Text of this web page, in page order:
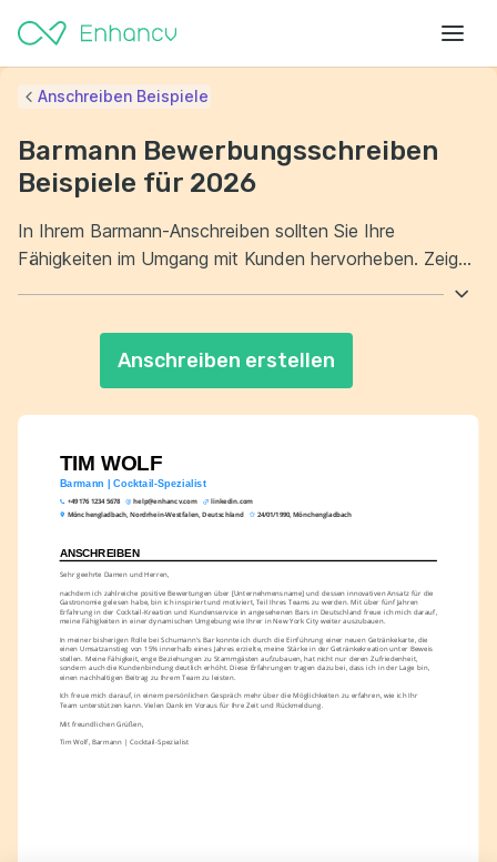
TIM WOLF
Barmann | Cocktail-Spezialist
+49 176 1234 5678 help@enhancv.com
linkedin.com
Mönchengladbach, Nordrhein-Westfalen, Deutschland
24/01/1990, Mönchengladbach
ANSCHREIBEN
Sehr geehrte Damen und Herren,
nachdem ich zahlreiche positive Bewertungen über [Unternehmensname] und dessen innovativen Ansatz für die
Gastronomie gelesen habe, bin ich inspiriert und motiviert, Teil Ihres Teams zu werden. Mit über fünf Jahren
Erfahrung in der Cocktail-Kreation und Kundenservice in angesehenen Bars in Deutschland freue ich mich darauf,
meine Fähigkeiten in einer dynamischen Umgebung wie Ihrer in New York City weiter auszubauen.
In meiner bisherigen Rolle bei Schumann's Bar konnte ich durch die Einführung einer neuen Getränkekarte, die
einen Umsatzanstieg von 15% innerhalb eines Jahres erzielte, meine Stärke in der Getränkekreation unter Beweis
stellen. Meine Fähigkeit, enge Beziehungen zu Stammgästen aufzubauen, hat nicht nur deren Zufriedenheit,
sondern auch die Kundenbindung deutlich erhöht. Diese Erfahrungen tragen dazu bei, dass ich in der Lage bin,
einen nachhaltigen Beitrag zu Ihrem Team zu leisten.
Ich freue mich darauf, in einem persönlichen Gespräch mehr über die Möglichkeiten zu erfahren, wie ich Ihr
Team unterstützen kann. Vielen Dank im Voraus für Ihre Zeit und Rückmeldung.
Mit freundlichen Grüßen,
Tim Wolf, Barmann | Cocktail-Spezialist
Anschreiben Beispiele
Barmann Bewerbungsschreiben
Beispiele für 2026
In Ihrem Barmann-Anschreiben sollten Sie Ihre
Fähigkeiten im Umgang mit Kunden hervorheben. Zeigen
Barmann-Anschreiben auch Ihre Flexibilität und
Zuverlässigkeit. Diese Eigenschaften sind entscheidend
Anschreiben erstellen